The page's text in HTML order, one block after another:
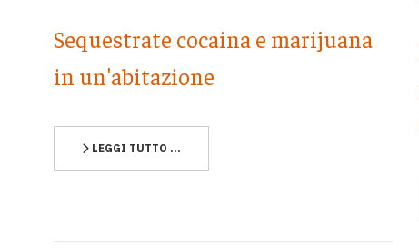
Sequestrate cocaina e marijuana
in un'abitazione
LEGGI TUTTO …